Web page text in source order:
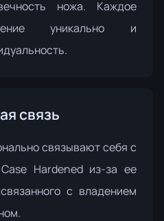
ножа. Каждое
уникально и
связь
связывают себя с
Hardened из-за ее
с владением